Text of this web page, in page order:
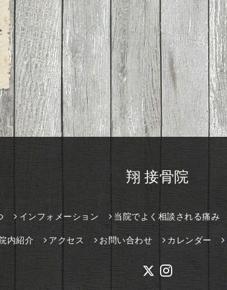
翔 接骨院
インフォメーション 当院でよく相談される痛み
内紹介 アクセス お問い合わせ カレンダー